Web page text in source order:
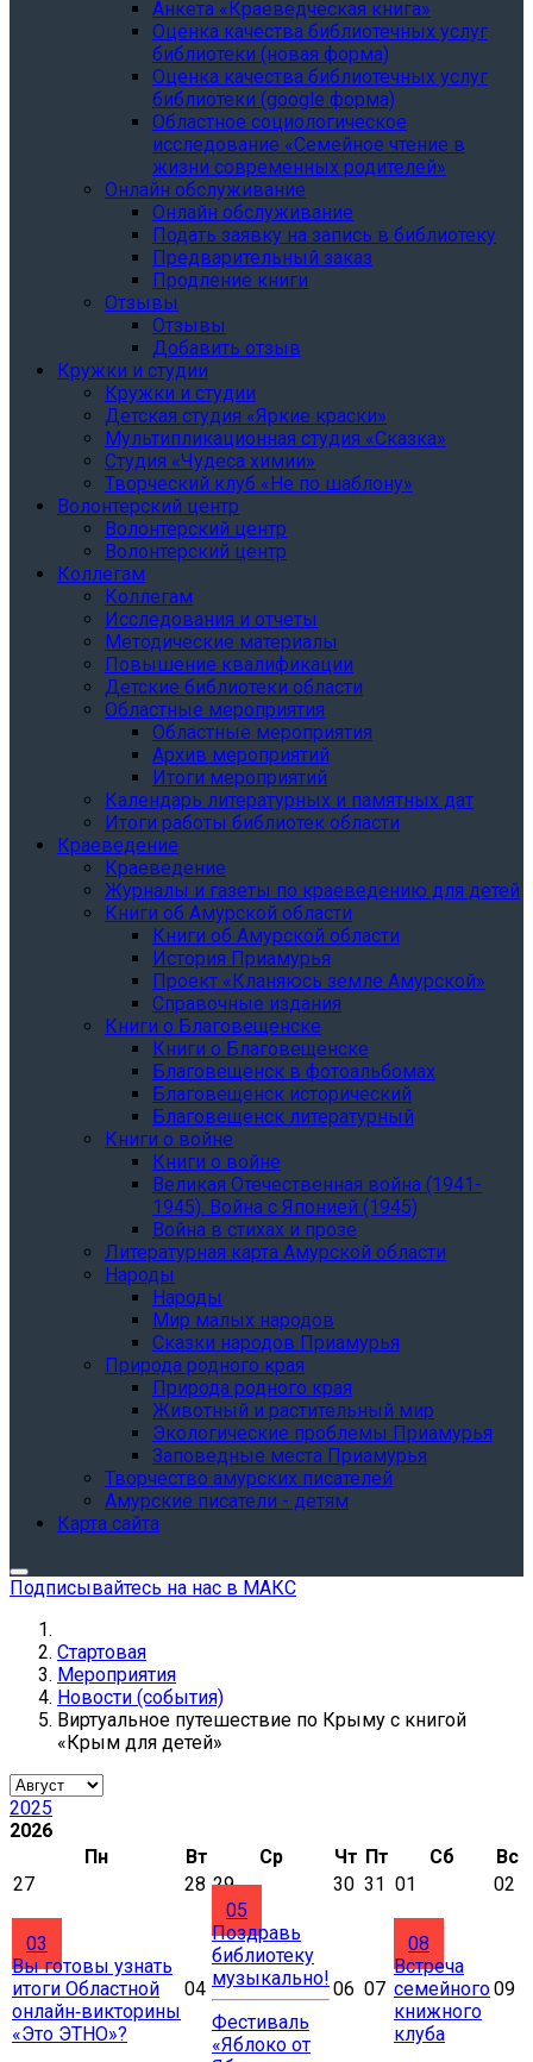
Анкета «Краеведческая книга»
Oценка качества библиотечных услуг
библиотеки (новая форма)
Oценка качества библиотечных услуг
библиотеки (google форма)
Областное социологическое
исследование «Семейное чтение в
жизни современных родителей»
Онлайн обслуживание
Онлайн обслуживание
Подать заявку на запись в библиотеку
Предварительный заказ
Продление книги
Отзывы
Отзывы
Добавить отзыв
Кружки и студии
Кружки и студии
Детская студия «Яркие краски»
Мультипликационная студия «Сказка»
Студия «Чудеса химии»
Творческий клуб «Не по шаблону»
Волонтерский центр
Волонтерский центр
Волонтерский центр
Коллегам
Коллегам
Исследования и отчеты
Методические материалы
Повышение квалификации
Детские библиотеки области
Областные мероприятия
Областные мероприятия
Архив мероприятий
Итоги мероприятий
Календарь литературных и памятных дат
Итоги работы библиотек области
Краеведение
Краеведение
Журналы и газеты по краеведению для детей
Книги об Амурской области
Книги об Амурской области
История Приамурья
Проект «Кланяюсь земле Амурской»
Справочные издания
Книги о Благовещенске
Книги о Благовещенске
Благовещенск в фотоальбомах
Благовещенск исторический
Благовещенск литературный
Книги о войне
Книги о войне
Великая Отечественная война (1941-
1945). Война с Японией (1945)
Война в стихах и прозе
Литературная карта Амурской области
Народы
Народы
Мир малых народов
Сказки народов Приамурья
Природа родного края
Природа родного края
Животный и растительный мир
Экологические проблемы Приамурья
Заповедные места Приамурья
Творчество амурских писателей
Амурские писатели - детям
Карта сайта
Подписывайтесь на нас в МАКС
Стартовая
Мероприятия
Новости (события)
Виртуальное путешествие по Крыму с книгой
«Крым для детей»
2025
2026
Пн
Вт Ср Чт Пт Сб
Вс
27
28 29 30 31 01 02
03
Вы готовы узнать
итоги Областной
онлайн‑викторины
«Это ЭТНО»?
04
05
Поздравь
библиотеку
музыкально!
Фестиваль
«Яблоко от
06 07
08
Встреча
семейного
книжного
клуба
09